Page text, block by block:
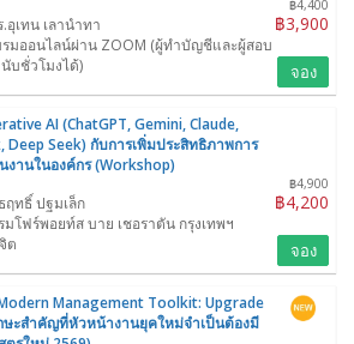
฿4,400
฿3,900
อุเทน เลานำทา
มออนไลน์ผ่าน ZOOM (ผู้ทำบัญชีและผู้สอบ
บชั่วโมงได้)
จอง
AI (ChatGPT, Gemini, Claude,
Deep Seek) กับการเพิ่มประสิทธิภาพการ
งานในองค์กร (Workshop)
฿4,900
฿4,200
ฤทธิ์ ปฐมเล็ก
มโฟร์พอยท์ส บาย เชอราตัน กรุงเทพฯ
ต
จอง
Management Toolkit: Upgrade
ะสำคัญที่หัวหน้างานยุคใหม่จำเป็นต้องมี